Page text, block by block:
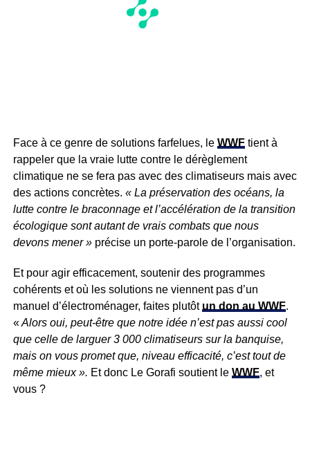
Face à ce genre de solutions farfelues, le WWFtient à
rappeler que la vraie lutte contre le dérèglement
climatique ne se fera pas avec des climatiseurs mais avec
des actions concrètes. « La préservation des océans, la
lutte contre le braconnage et l’accélération de la transition
écologique sont autant de vrais combats que nous
devons mener » précise un porte-parole de l’organisation.
Et pour agir efficacement, soutenir des programmes
cohérents et où les solutions ne viennent pas d’un
manuel d’électroménager, faites plutôt un don au WWF.
«Alors oui, peut-être que notre idée n’est pas aussi cool
que celle de larguer 3 000 climatiseurs sur la banquise,
mais on vous promet que, niveau efficacité, c’est tout de
même mieux ». Et donc Le Gorafi soutient le WWF, et
vous ?